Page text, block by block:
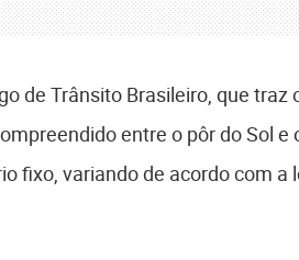
de Trânsito Brasileiro, que traz
entre o pôr do Sol e
fixo, variando de acordo com a